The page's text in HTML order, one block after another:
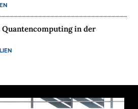
in der